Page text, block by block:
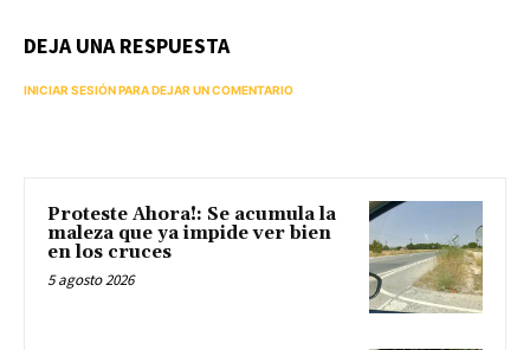
DEJA UNA RESPUESTA
INICIAR SESIÓN PARA DEJAR UN COMENTARIO
Proteste Ahora!: Se acumula la
maleza que ya impide ver bien
en los cruces
5 agosto 2026